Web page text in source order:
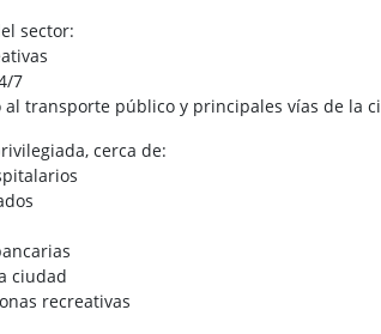
sector:
7
al transporte público y principales vías de la
cerca de:
ciudad
recreativas